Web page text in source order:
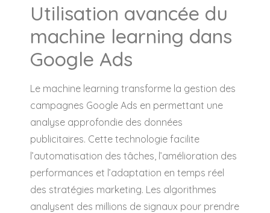
Utilisation avancée du
machine learning dans
Google Ads
Le machine learning transforme la gestion des
campagnes Google Ads en permettant une
analyse approfondie des données
publicitaires. Cette technologie facilite
l’automatisation des tâches, l’amélioration des
performances et l’adaptation en temps réel
des stratégies marketing. Les algorithmes
analysent des millions de signaux pour prendre